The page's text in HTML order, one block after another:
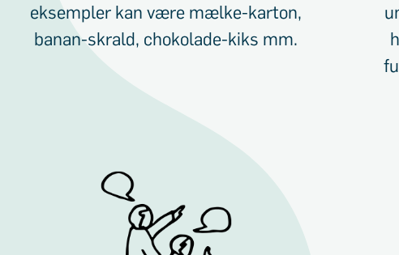
eksempler kan være mælke-karton,
banan-skrald, chokolade-kiks mm.